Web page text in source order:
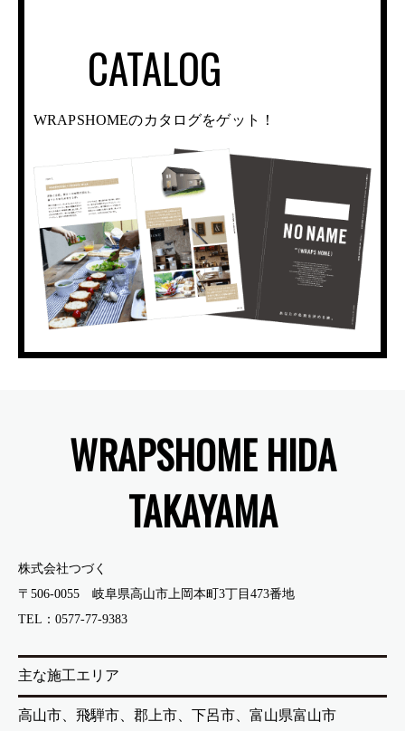
CATALOG
WRAPSHOMEのカタログをゲット！
WRAPSHOME HIDA
TAKAYAMA
株式会社つづく
〒506-0055 岐阜県高山市上岡本町3丁目473番地
TEL：0577-77-9383
主な施工エリア
高山市、飛騨市、郡上市、下呂市、富山県富山市